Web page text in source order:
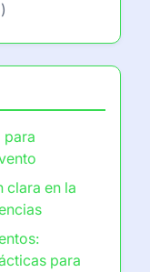
para
clara en la
para